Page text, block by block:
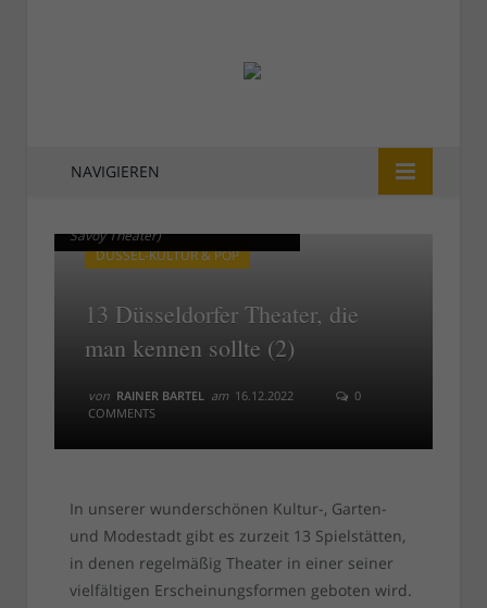
NAVIGIEREN
Savoy Theater)
DÜSSEL-KULTUR & POP
13 Düsseldorfer Theater, die
man kennen sollte (2)
von RAINER BARTEL am 16.12.2022
0
COMMENTS
Savoy Theater)
In unserer wunderschönen Kultur-, Garten-
und Modestadt gibt es zurzeit 13 Spielstätten,
in denen regelmäßig Theater in einer seiner
vielfältigen Erscheinungsformen geboten wird.